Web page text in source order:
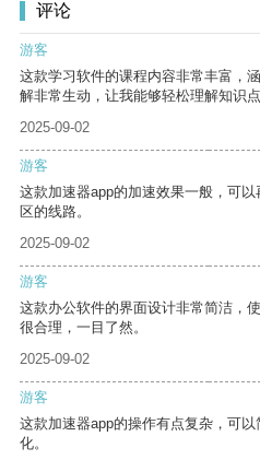
评论
游客
这款学习软件的课程内容非常丰富，
解非常生动，让我能够轻松理解知识点
2025-09-02
游客
这款加速器app的加速效果一般，可
区的线路。
2025-09-02
游客
这款办公软件的界面设计非常简洁，
很合理，一目了然。
2025-09-02
游客
这款加速器app的操作有点复杂，可
化。